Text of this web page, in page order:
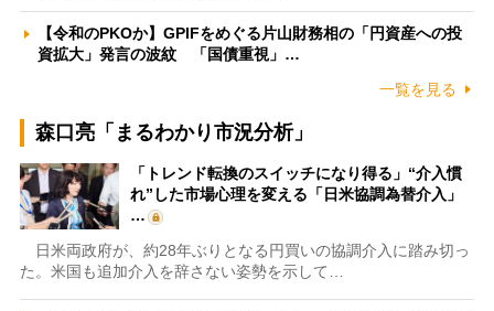
【令和のPKOか】GPIFをめぐる片山財務相の「円資産への投
資拡大」発言の波紋 「国債重視」…
一覧を見る
森口亮「まるわかり市況分析」
「トレンド転換のスイッチになり得る」“介入慣
れ”した市場心理を変える「日米協調為替介入」
…
日米両政府が、約28年ぶりとなる円買いの協調介入に踏み切っ
た。米国も追加介入を辞さない姿勢を示して…